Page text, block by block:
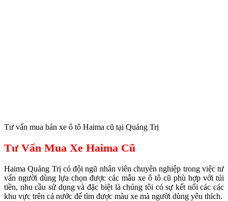
Tư vấn mua bán xe ô tô Haima cũ tại Quảng Trị
Tư Vấn Mua Xe Haima Cũ
Haima Quảng Trị có đội ngũ nhân viên chuyên nghiệp trong việc tư
vấn người dùng lựa chọn được các mẫu xe ô tô cũ phù hợp với túi
tiền, nhu cầu sử dụng và đặc biệt là chúng tôi có sự kết nối các các
khu vực trên cả nước để tìm được màu xe mà người dùng yêu thích.